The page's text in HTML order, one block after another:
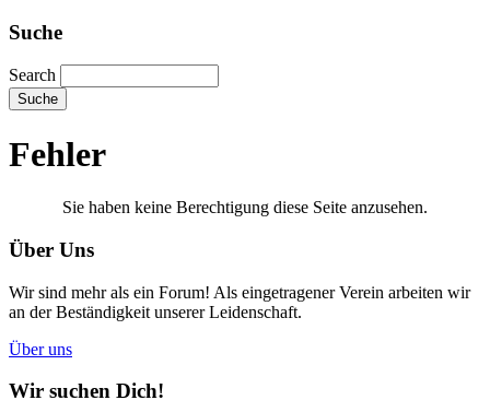
Suche
Search
Fehler
Sie haben keine Berechtigung diese Seite anzusehen.
Über Uns
Wir sind mehr als ein Forum! Als eingetragener Verein arbeiten wir
an der Beständigkeit unserer Leidenschaft.
Über uns
Wir suchen Dich!